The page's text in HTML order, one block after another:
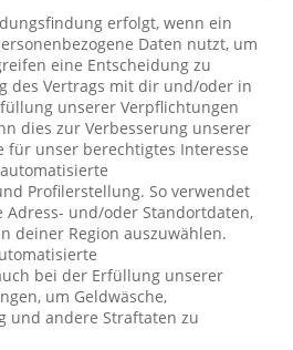
erfolgt, wenn ein
Daten nutzt, um
eine Entscheidung zu
des Vertrags mit dir und/oder in
unserer Verpflichtungen
dies zur Verbesserung unserer
für unser berechtigtes Interesse
Profilerstellung. So verwendet
Adress- und/oder Standortdaten,
deiner Region auszuwählen.
bei der Erfüllung unserer
um Geldwäsche,
und andere Straftaten zu